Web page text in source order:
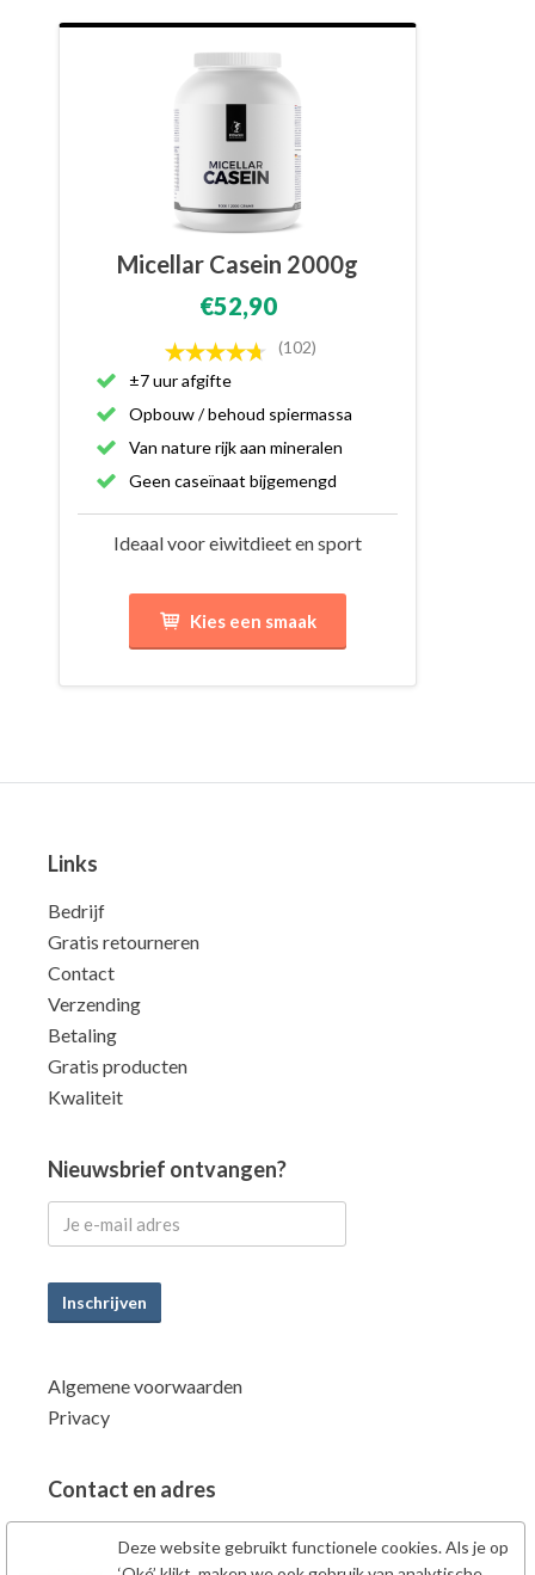
Deze website gebruikt functionele cookies. Als je op
Micellar Casein 2000g
€52,90
(102)
±7 uur afgifte
Opbouw / behoud spiermassa
Van nature rijk aan mineralen
Geen caseïnaat bijgemengd
Ideaal voor eiwitdieet en sport
Kies een smaak
Links
Bedrijf
Gratis retourneren
Contact
Verzending
Betaling
Gratis producten
Kwaliteit
Nieuwsbrief ontvangen?
Inschrijven
Algemene voorwaarden
Privacy
Contact en adres
Power Supplements BV
Fahrenheitstraat 7